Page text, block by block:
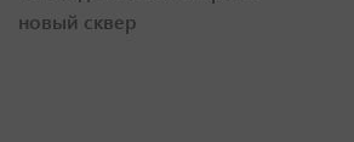
новый сквер